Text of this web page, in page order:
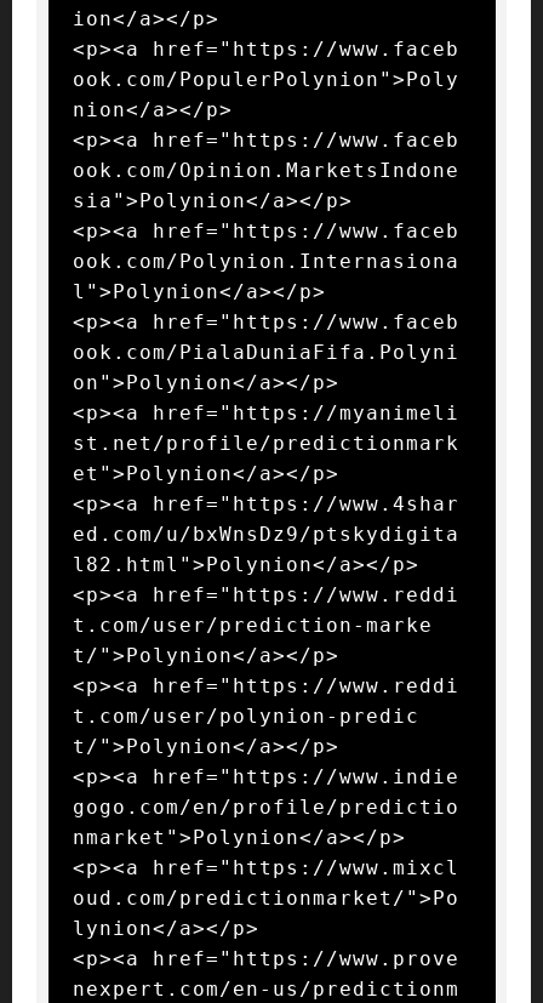
ion</a></p>
<p><a href="https://www.faceb
ook.com/PopulerPolynion">Poly
nion</a></p>
<p><a href="https://www.faceb
ook.com/Opinion.MarketsIndone
sia">Polynion</a></p>
<p><a href="https://www.faceb
ook.com/Polynion.Internasiona
l">Polynion</a></p>
<p><a href="https://www.faceb
ook.com/PialaDuniaFifa.Polyni
on">Polynion</a></p>
<p><a href="https://myanimeli
st.net/profile/predictionmark
et">Polynion</a></p>
<p><a href="https://www.4shar
ed.com/u/bxWnsDz9/ptskydigita
l82.html">Polynion</a></p>
<p><a href="https://www.reddi
t.com/user/prediction-marke
t/">Polynion</a></p>
<p><a href="https://www.reddi
t.com/user/polynion-predic
t/">Polynion</a></p>
<p><a href="https://www.indie
gogo.com/en/profile/predictio
nmarket">Polynion</a></p>
<p><a href="https://www.mixcl
oud.com/predictionmarket/">Po
lynion</a></p>
<p><a href="https://www.prove
nexpert.com/en-us/predictionm